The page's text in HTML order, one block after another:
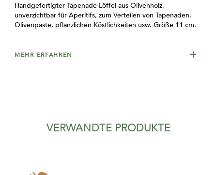
Handgefertigter Tapenade-Löffel aus Olivenholz,
unverzichtbar für Aperitifs, zum Verteilen von Tapenaden,
Olivenpaste, pflanzlichen Köstlichkeiten usw. Größe 11 cm.
MEHR ERFAHREN
VERWANDTE PRODUKTE